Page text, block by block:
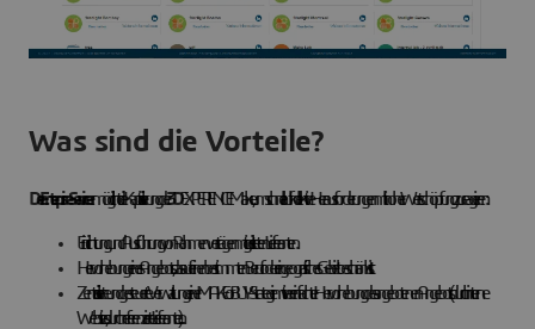
Was sind die Vorteile?
Der Enterprise-Serviceermöglicht die Kapitalisierung der3DEXPERIENCE Make, um schnell auf kollektive Herausforderungen mit hoher Wertschöpfung zu reagieren:
Einrichtung und Ausführung von Rahmenverträgen mit gelisteten Lieferanten.
Hervorhebung eines Angebots, das auf einen bestimmten Beruf oder ein geografisches Gebiet beschränkt ist.
Zentralisierte und gesteuerte Verwaltung einer MAKE or BUY-Strategie mit vereinfachter Hervorhebung des angebotenen Angebots (durch interne
Websites, durch referenzierte Lieferanten...).